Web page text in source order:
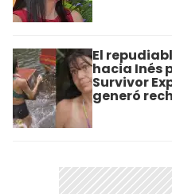
El
hacia Inés
Survivor
generó